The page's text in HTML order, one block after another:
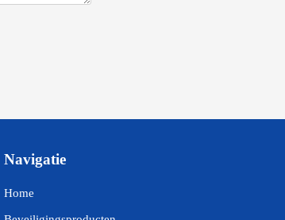
Navigatie
Home